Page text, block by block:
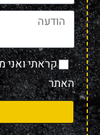
קראתי
האתר